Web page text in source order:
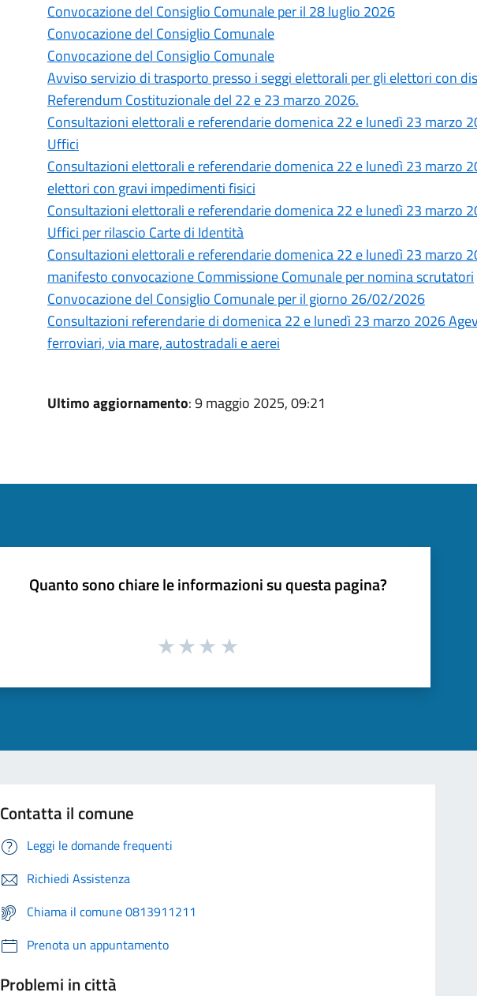
Convocazione del Consiglio Comunale per il 28 luglio 2026
Convocazione del Consiglio Comunale
Convocazione del Consiglio Comunale
Avviso servizio di trasporto presso i seggi elettorali per gli elettori con
Referendum Costituzionale del 22 e 23 marzo 2026.
Consultazioni elettorali e referendarie domenica 22 e lunedì 23 marzo
Uffici
Consultazioni elettorali e referendarie domenica 22 e lunedì 23 marzo
elettori con gravi impedimenti fisici
Consultazioni elettorali e referendarie domenica 22 e lunedì 23 marzo
Uffici per rilascio Carte di Identità
Consultazioni elettorali e referendarie domenica 22 e lunedì 23 marzo
manifesto convocazione Commissione Comunale per nomina scrutatori
Convocazione del Consiglio Comunale per il giorno 26/02/2026
Consultazioni referendarie di domenica 22 e lunedì 23 marzo 2026
ferroviari, via mare, autostradali e aerei
Ultimo aggiornamento: 9 maggio 2025, 09:21
Quanto sono chiare le informazioni su questa pagina?
Contatta il comune
Leggi le domande frequenti
Richiedi Assistenza
Chiama il comune 0813911211
Prenota un appuntamento
Problemi in città